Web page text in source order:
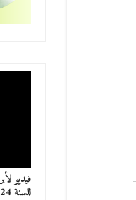
فيديو
للسنة 2024-2025